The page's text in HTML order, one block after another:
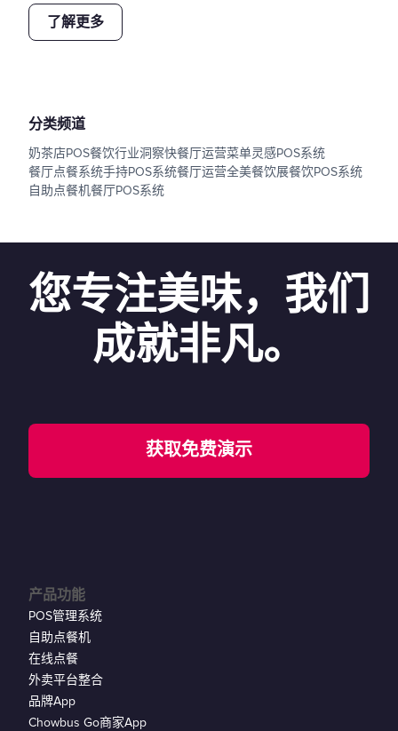
了解更多
分类频道
奶茶店POS餐饮行业洞察快餐厅运营菜单灵感POS系统
餐厅点餐系统手持POS系统餐厅运营全美餐饮展餐饮POS系统
自助点餐机餐厅POS系统
您专注美味，我们
成就非凡。
获取免费演示
产品功能
POS管理系统
自助点餐机
在线点餐
外卖平台整合
品牌App
Chowbus Go商家App